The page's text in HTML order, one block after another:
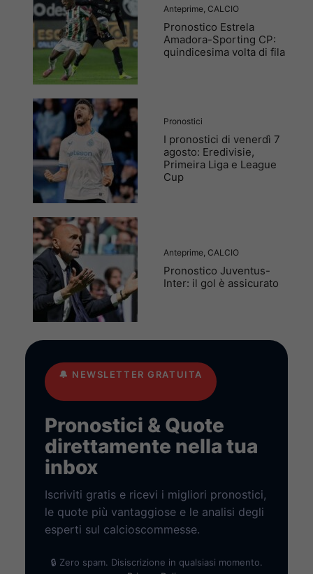
Anteprime CALCIO
Pronostico Estrela
Amadora-Sporting CP:
quindicesima volta di fila
Pronostici
I pronostici di venerdì 7
agosto: Eredivisie,
Primeira Liga e League
Cup
Anteprime CALCIO
Pronostico Juventus-
Inter: il gol è assicurato
🔔 NEWSLETTER GRATUITA
Pronostici & Quote
direttamente nella tua
inbox
Iscriviti gratis e ricevi i migliori pronostici,
le quote più vantaggiose e le analisi degli
esperti sul calcioscommesse.
🔒 Zero spam. Disiscrizione in qualsiasi momento.